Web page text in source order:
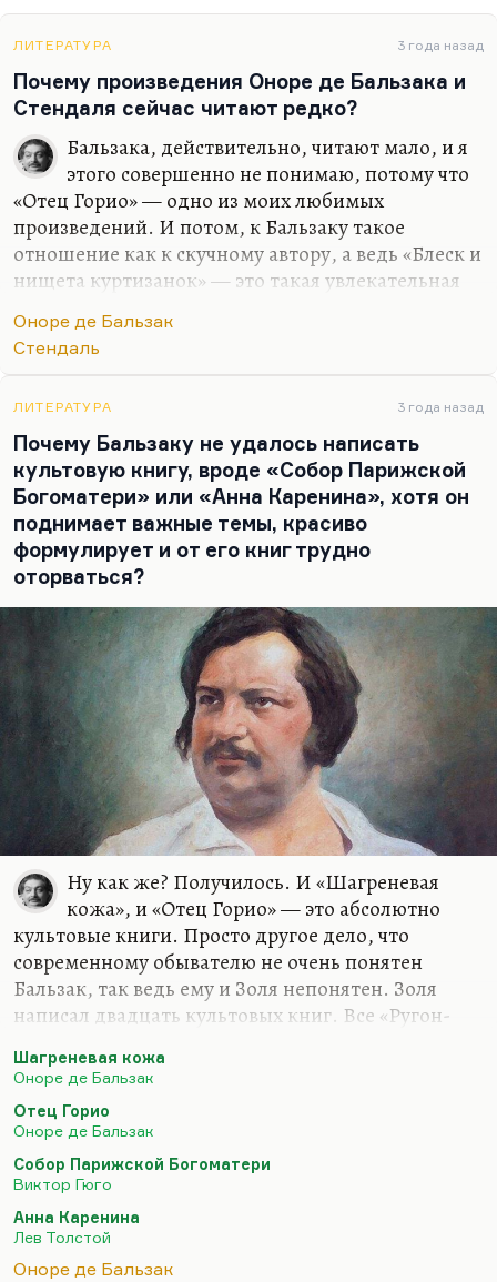
ЛИТЕРАТУРА 3 года назад
Почему произведения Оноре де Бальзака и
Стендаля сейчас читают редко?
Бальзака, действительно, читают мало, и я
этого совершенно не понимаю, потому что
«Отец Горио» — одно из моих любимых
произведений. И потом, к Бальзаку такое
отношение как к скучному автору, а ведь «Блеск и
нищета куртизанок» — это такая увлекательная
кожа», этот безумный синтез жанров. Нет,
Бальзак мне кажется великим. Что касается
хороший писатель, но это мое субъективное
мнение. Я как раз считаю, что «Пармская
обитель» — это еще ничего, но читать «Красное и
черное» я не могу совершенно, просто потому что
мне герой резко антипатичен.
Оноре де Бальзак
Стендаль
ЛИТЕРАТУРА 3 года назад
Почему Бальзаку не удалось написать
культовую книгу, вроде «Собор Парижской
Богоматери» или «Анна Каренина», хотя он
поднимает важные темы, красиво
формулирует и от его книг трудно
оторваться?
Ну как же? Получилось. И «Шагреневая
кожа», и «Отец Горио» — это абсолютно
культовые книги. Просто другое дело, что
современному обывателю не очень понятен
Бальзак, так ведь ему и Золя непонятен. Золя
написал двадцать культовых книг. Все «Ругон-
да и «Лурд», между нами говоря, да и «Труд», а
тем не менее, видите ли, «Тереза Ракен». Но это
не на обывателя, конечно. Понимаете, случилось
расслоение. Обыватель «Моби Дика» не прочтет и
«Улисса» не откроет, несмотря на фотографию
Мэрилин Монро с ним. Наверное, приходится
признать, что литература поделилась на жвачку и
Шагреневая кожа
Оноре де Бальзак
Отец Горио
Оноре де Бальзак
Собор Парижской Богоматери
Виктор Гюго
Анна Каренина
Лев Толстой
Оноре де Бальзак